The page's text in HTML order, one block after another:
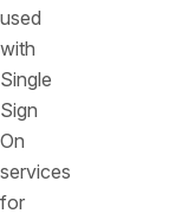
used
with
Single
Sign
On
services
for